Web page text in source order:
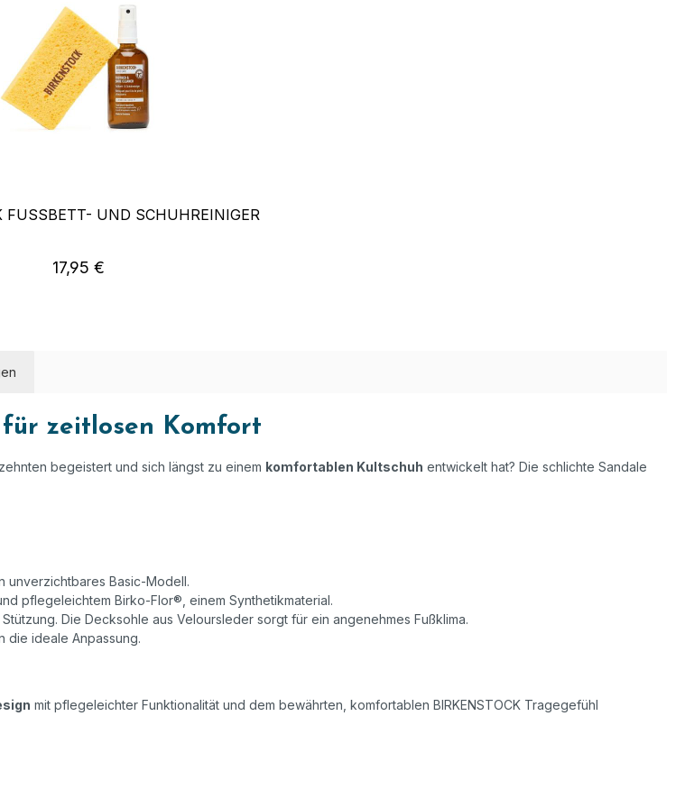
FUSSBETT- UND SCHUHREINIGER
Regulärer Preis:
17,95 €
für zeitlosen Komfort
begeistert und sich längst zu einem komfortablen Kultschuh entwickelt hat? Die schlichte Sandale
unverzichtbares Basic-Modell.
pflegeleichtem Birko-Flor®, einem Synthetikmaterial.
Die Decksohle aus Veloursleder sorgt für ein angenehmes Fußklima.
die ideale Anpassung.
mit pflegeleichter Funktionalität und dem bewährten, komfortablen BIRKENSTOCK Tragegefühl